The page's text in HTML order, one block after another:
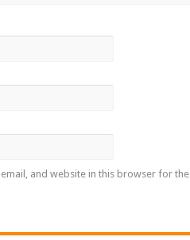
email, and website in this browser for